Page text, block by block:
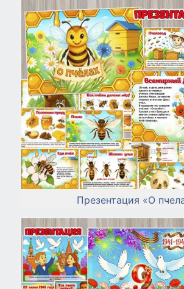
Презентация «О